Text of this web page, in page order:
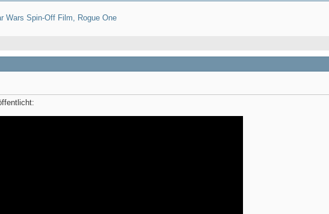
Wars Spin-Off Film, Rogue One